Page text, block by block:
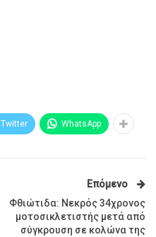
Twitter WhatsApp
Επόμενο
Φθιώτιδα: Νεκρός 34χρονος
μοτοσικλετιστής μετά από
σύγκρουση σε κολώνα της